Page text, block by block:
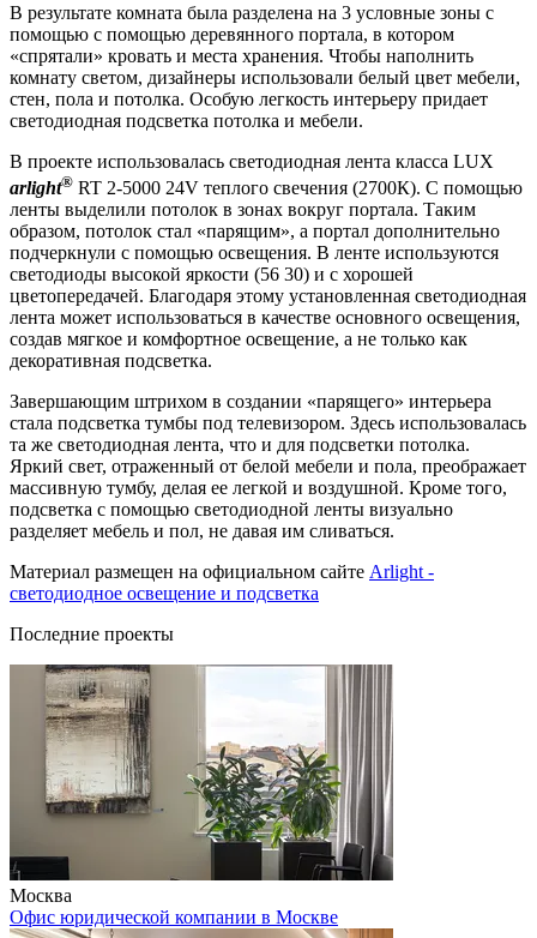
В результате комната была разделена на 3 условные зоны с
помощью с помощью деревянного портала, в котором
«спрятали» кровать и места хранения. Чтобы наполнить
комнату светом, дизайнеры использовали белый цвет мебели,
стен, пола и потолка. Особую легкость интерьеру придает
светодиодная подсветка потолка и мебели.
В проекте использовалась светодиодная лента класса LUX
arlight® RT 2-5000 24V теплого свечения (2700К). С помощью
ленты выделили потолок в зонах вокруг портала. Таким
образом, потолок стал «парящим», а портал дополнительно
подчеркнули с помощью освещения. В ленте используются
светодиоды высокой яркости (56 30) и с хорошей
цветопередачей. Благодаря этому установленная светодиодная
лента может использоваться в качестве основного освещения,
создав мягкое и комфортное освещение, а не только как
декоративная подсветка.
Завершающим штрихом в создании «парящего» интерьера
стала подсветка тумбы под телевизором. Здесь использовалась
та же светодиодная лента, что и для подсветки потолка.
Яркий свет, отраженный от белой мебели и пола, преображает
массивную тумбу, делая ее легкой и воздушной. Кроме того,
подсветка с помощью светодиодной ленты визуально
разделяет мебель и пол, не давая им сливаться.
Материал размещен на официальном сайте Arlight -
светодиодное освещение и подсветка
Последние проекты
Москва
Офис юридической компании в Москве